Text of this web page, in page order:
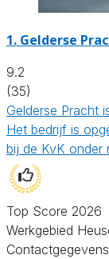
1. Gelderse
9.2
(35)
Gelderse Pracht
Het bedrijf is
bij de KvK onder
Top Score 2026
Werkgebied
Contactgegevens